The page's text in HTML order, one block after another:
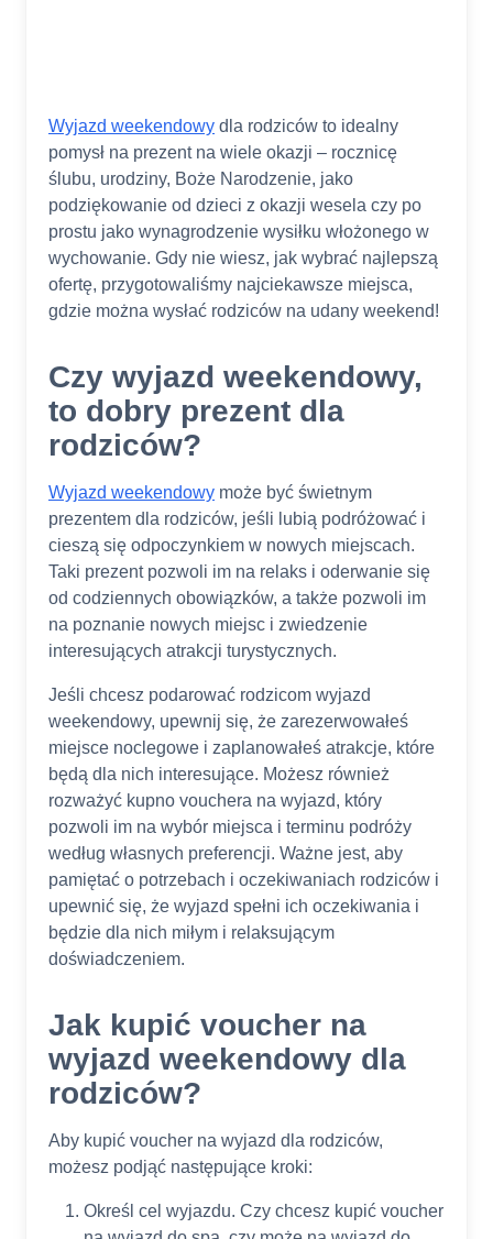
Wyjazd weekendowy dla rodziców to idealny
pomysł na prezent na wiele okazji – rocznicę
ślubu, urodziny, Boże Narodzenie, jako
podziękowanie od dzieci z okazji wesela czy po
prostu jako wynagrodzenie wysiłku włożonego w
wychowanie. Gdy nie wiesz, jak wybrać najlepszą
ofertę, przygotowaliśmy najciekawsze miejsca,
gdzie można wysłać rodziców na udany weekend!
Czy wyjazd weekendowy,
to dobry prezent dla
rodziców?
Wyjazd weekendowy może być świetnym
prezentem dla rodziców, jeśli lubią podróżować i
cieszą się odpoczynkiem w nowych miejscach.
Taki prezent pozwoli im na relaks i oderwanie się
od codziennych obowiązków, a także pozwoli im
na poznanie nowych miejsc i zwiedzenie
interesujących atrakcji turystycznych.
Jeśli chcesz podarować rodzicom wyjazd
weekendowy, upewnij się, że zarezerwowałeś
miejsce noclegowe i zaplanowałeś atrakcje, które
będą dla nich interesujące. Możesz również
rozważyć kupno vouchera na wyjazd, który
pozwoli im na wybór miejsca i terminu podróży
według własnych preferencji. Ważne jest, aby
pamiętać o potrzebach i oczekiwaniach rodziców i
upewnić się, że wyjazd spełni ich oczekiwania i
będzie dla nich miłym i relaksującym
doświadczeniem.
Jak kupić voucher na
wyjazd weekendowy dla
rodziców?
Aby kupić voucher na wyjazd dla rodziców,
możesz podjąć następujące kroki:
Określ cel wyjazdu. Czy chcesz kupić voucher